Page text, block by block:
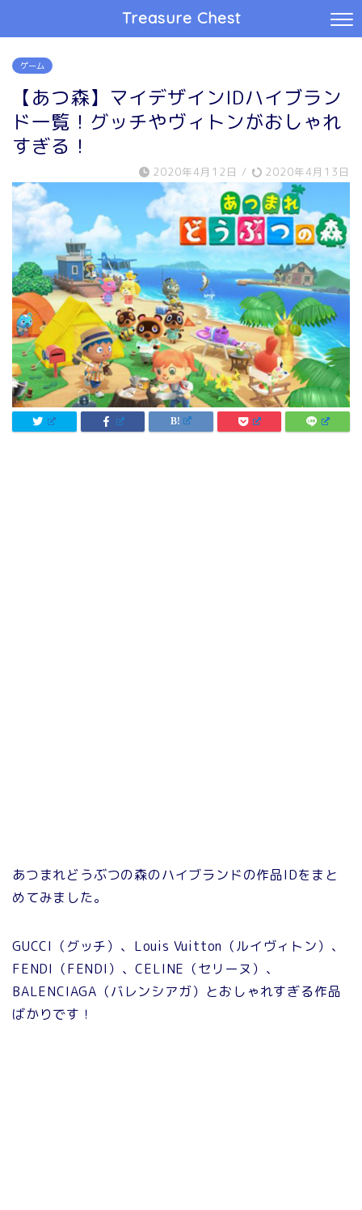
Treasure Chest
ゲーム
【あつ森】マイデザインIDハイブラン
ド一覧！グッチやヴィトンがおしゃれ
すぎる！
2020年4月12日 / 2020年4月13日
あつまれどうぶつの森のハイブランドの作品IDをまと
めてみました。
GUCCI（グッチ）、Louis Vuitton（ルイヴィトン）、
FENDI（FENDI）、CELINE（セリーヌ）、
BALENCIAGA（バレンシアガ）とおしゃれすぎる作品
ばかりです！